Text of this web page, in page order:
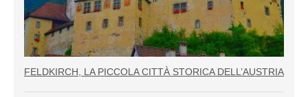
FELDKIRCH, LA PICCOLA CITTÀ STORICA DELL’AUSTRIA